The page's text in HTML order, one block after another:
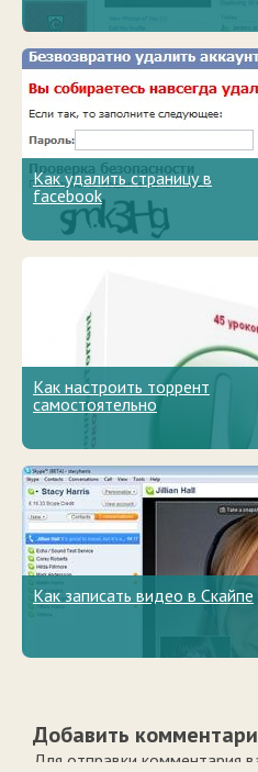
Как удалить страницу в
facebook
Как настроить торрент
самостоятельно
Как записать видео в Скайпе
Добавить
Для отправки комментария